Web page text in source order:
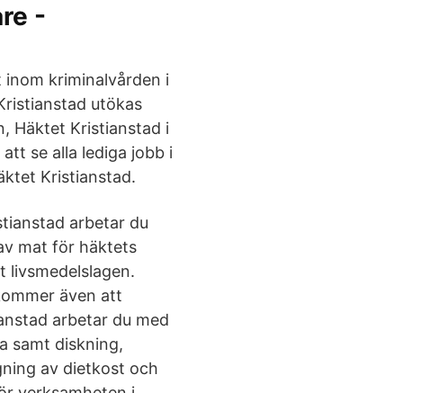
-
kriminalvården i
utökas
Häktet Kristianstad i
se alla lediga jobb i
Kristianstad.
arbetar du
mat för häktets
livsmedelslagen.
även att
arbetar du med
samt diskning,
av dietkost och